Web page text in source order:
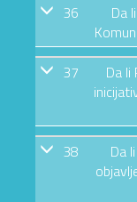
36
Da
37
Da li
38
Da